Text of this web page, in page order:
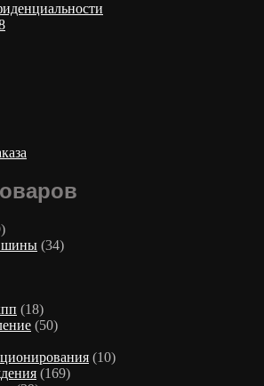
шины (34)
(18)
(50)
(10)
(169)